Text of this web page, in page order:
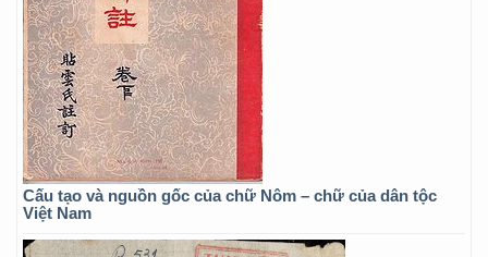
Cấu tạo và nguồn gốc của chữ Nôm – chữ của dân tộc
Việt Nam